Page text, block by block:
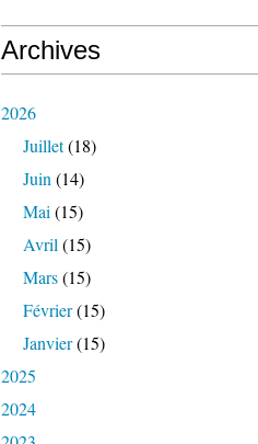
Archives
2026
Juillet(18)
Juin (14)
Mai (15)
Avril (15)
Mars(15)
Février(15)
Janvier(15)
2025
2024